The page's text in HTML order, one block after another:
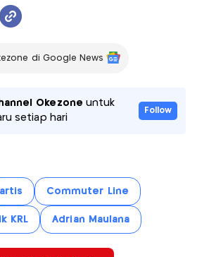
di Google News
Okezone untuk
setiap hari
Follow
artis Commuter Line
KRL Adrian Maulana